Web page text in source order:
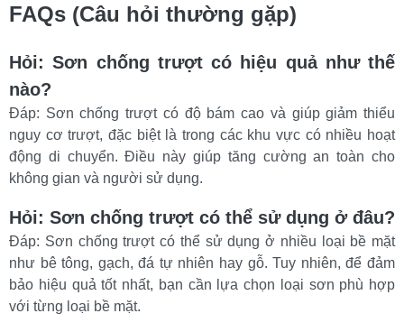
FAQs (Câu hỏi thường gặp)
Hỏi: Sơn chống trượt có hiệu quả như thế
nào?
Đáp: Sơn chống trượt có độ bám cao và giúp giảm thiểu
nguy cơ trượt, đặc biệt là trong các khu vực có nhiều hoạt
động di chuyển. Điều này giúp tăng cường an toàn cho
không gian và người sử dụng.
Hỏi: Sơn chống trượt có thể sử dụng ở đâu?
Đáp: Sơn chống trượt có thể sử dụng ở nhiều loại bề mặt
như bê tông, gạch, đá tự nhiên hay gỗ. Tuy nhiên, để đảm
bảo hiệu quả tốt nhất, bạn cần lựa chọn loại sơn phù hợp
với từng loại bề mặt.